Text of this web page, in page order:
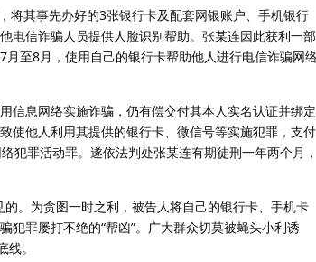
其事先办好的3张银行卡及配套网银账户、手机银行
电信诈骗人员提供人脸识别帮助。张某连因此获利一部
至8月，使用自己的银行卡帮助他人进行电信诈骗网
息网络实施诈骗，仍有偿交付其本人实名认证并绑定
使他人利用其提供的银行卡、微信号等实施犯罪，支付
犯罪活动罪。遂依法判处张某连有期徒刑一年两个月，
。为贪图一时之利，被告人将自己的银行卡、手机卡
犯罪屡打不绝的“帮凶”。广大群众切莫被蝇头小利诱
。